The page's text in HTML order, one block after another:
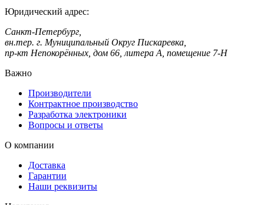
Юридический адрес:
Санкт-Петербург,
вн.тер. г. Муниципальный Округ Пискаревка,
пр-кт Непокорённых, дом 66, литера А, помещение 7-Н
Важно
Производители
Контрактное производство
Разработка электроники
Вопросы и ответы
О компании
Доставка
Гарантии
Наши реквизиты